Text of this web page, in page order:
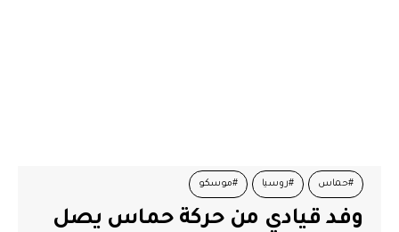
#حماس #روسيا #موسكو
وفد قيادي من حركة حماس يصل